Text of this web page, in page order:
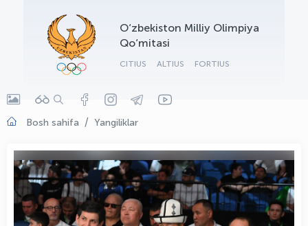
O‘zbekiston Milliy Olimpiya
Qo‘mitasi
CITIUS ALTIUS FORTIUS
Bosh sahifa Yangiliklar
OLYMPCHIK AI - yordamchi
Onlayn · olympic.uz